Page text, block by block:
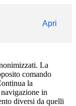
Apri
La
comando
la
in
diversi da quelli